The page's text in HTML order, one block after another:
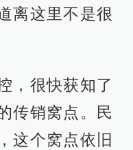
离这里不是很
，很快获知了
传销窝点。民
这个窝点依旧